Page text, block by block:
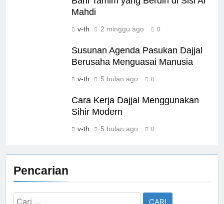
Mahdi
v-th 2 minggu ago 0
Susunan Agenda Pasukan Dajjal
Berusaha Menguasai Manusia
v-th 5 bulan ago 0
Cara Kerja Dajjal Menggunakan
Sihir Modern
v-th 5 bulan ago 0
Pencarian
Cari